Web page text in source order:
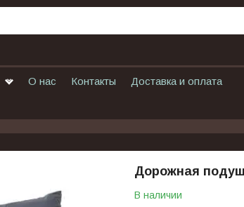
О нас Контакты Доставка и оплата
Дорожная
В наличии